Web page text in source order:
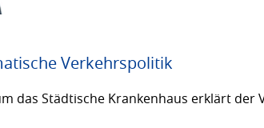
Verkehrspolitik
das Städtische Krankenhaus erklärt der